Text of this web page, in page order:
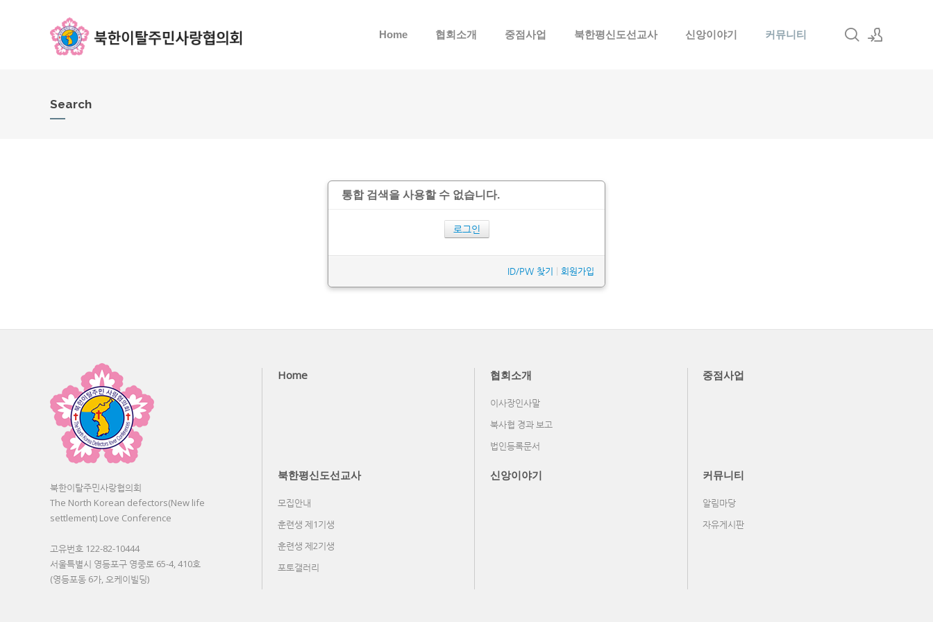
Home 협회소개 중점사업 북한평신도선교사 신앙이야기 커뮤니티
Search
통합 검색을 사용할 수 없습니다.
로그인
ID/PW 찾기 회원가입
북한이탈주민사랑협의회
The North Korean defectors(New life
settlement) Love Conference
고유번호 122-82-10444
서울특별시 영등포구 영중로 65-4, 410호
(영등포동 6가, 오케이빌딩)
Home 협회소개
이사장인사말
북사협 경과 보고
법인등록문서
중점사업
북한평신도선교사
모집안내
훈련생 제1기생
훈련생 제2기생
포토갤러리
신앙이야기 커뮤니티
알림마당
자유게시판